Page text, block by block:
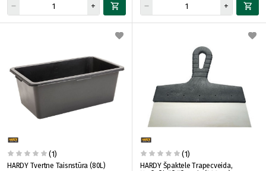
(1)
HARDY Tvertne Taisnstūra (80L)
(1)
HARDY Špaktele Trapecveida,